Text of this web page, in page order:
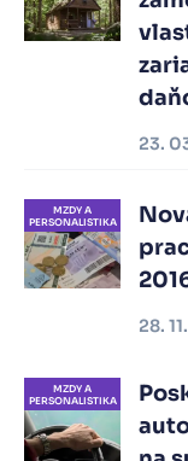
23.
MZDY A
PERSONALISTIKA
28.
MZDY A
PERSONALISTIKA